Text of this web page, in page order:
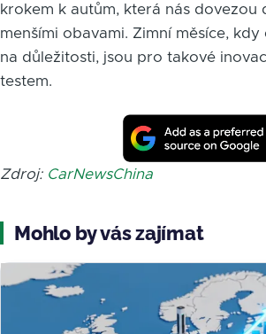
krokem k autům, která nás dovezou
menšími obavami. Zimní měsíce,
na důležitosti, jsou pro takové
testem.
Zdroj: CarNewsChina
Mohlo by vás zajímat